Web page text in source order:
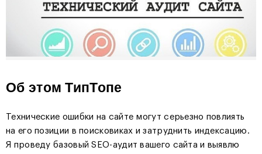
Об этом ТипТопе
Технические ошибки на сайте могут серьезно повлиять
на его позиции в поисковиках и затруднить индексацию.
Я проведу базовый SEO-аудит вашего сайта и выявлю